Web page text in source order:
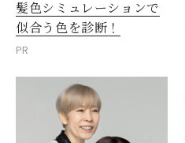
髪色シミュレーションで
似合う色を診断！
PR